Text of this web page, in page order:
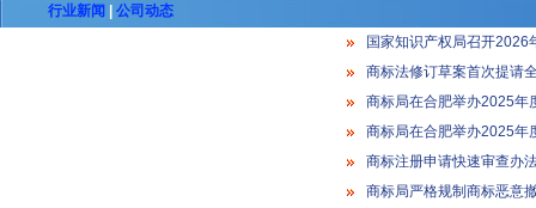
行业新闻
公司动态
国家知识产权局召开2026
商标法修订草案首次提请
商标局在合肥举办2025年
商标局在合肥举办2025年
商标注册申请快速审查办
商标局严格规制商标恶意